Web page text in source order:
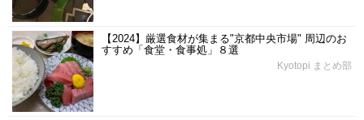
【2024】厳選食材が集まる"京都中央市場" 周辺のお
すすめ「食堂・食事処」８選
Kyotopi まとめ部